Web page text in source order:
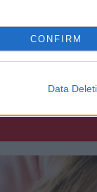
CONFIRM
Data